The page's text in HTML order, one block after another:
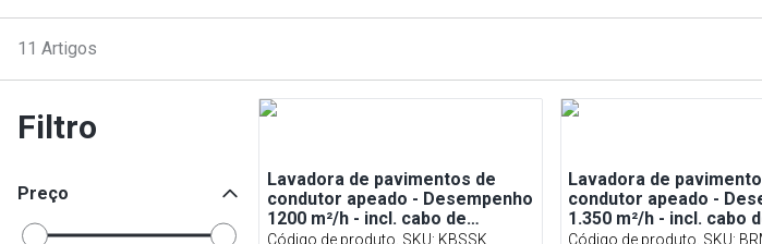
11 Artigos
Filtro
Preço
Lavadora de pavimentos de
condutor apeado - Desempenho
1200 m²/h - incl. cabo de
carregamento
Código de produto, SKU: KBSSK
Lavadora de
condutor apeado -
1.350 m²/h - incl. cabo
carregamento
Código de produto, SKU: